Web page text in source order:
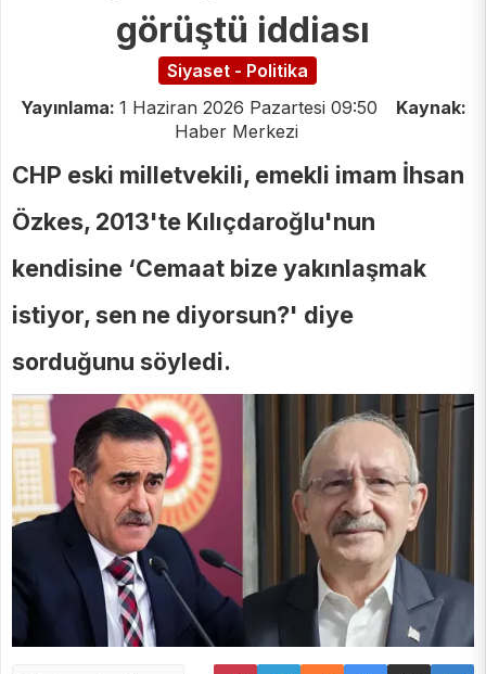
görüştü iddiası
Siyaset - Politika
Yayınlama: 1 Haziran 2026 Pazartesi 09:50
Kaynak:
Haber Merkezi
CHP eski milletvekili, emekli imam İhsan
Özkes, 2013'te Kılıçdaroğlu'nun
kendisine ‘Cemaat bize yakınlaşmak
istiyor, sen ne diyorsun?' diye
sorduğunu söyledi.